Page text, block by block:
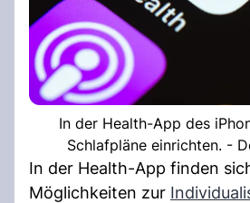
In der Health-App des
Schlafpläne einrichten. -
In der Health-App finden
Möglichkeiten zur